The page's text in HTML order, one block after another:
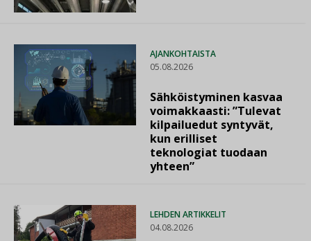
AJANKOHTAISTA
05.08.2026
Sähköistyminen kasvaa
voimakkaasti: ”Tulevat
kilpailuedut syntyvät,
kun erilliset
teknologiat tuodaan
yhteen”
LEHDEN ARTIKKELIT
04.08.2026